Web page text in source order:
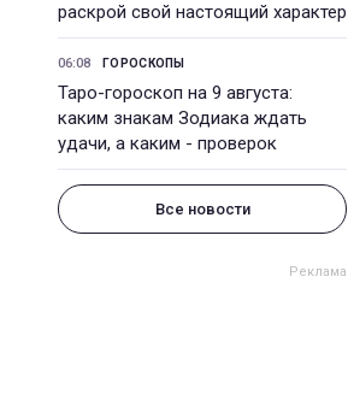
раскрой свой настоящий характер
06:08 ГОРОСКОПЫ
Таро-гороскоп на 9 августа:
каким знакам Зодиака ждать
удачи, а каким - проверок
Все новости